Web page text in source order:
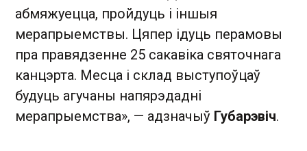
абмяжуецца, пройдуць і іншыя
мерапрыемствы. Цяпер ідуць перамовы
пра правядзенне 25 сакавіка святочнага
канцэрта. Месца і склад выступоўцаў
будуць агучаны напярэдадні
мерапрыемства», — адзначыў Губарэвіч.